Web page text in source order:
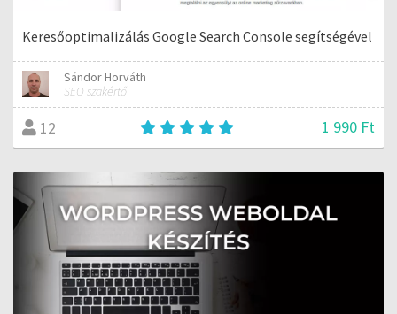
Keresőoptimalizálás Google Search Console segítségével
Sándor Horváth
SEO szakértő
12 1 990 Ft